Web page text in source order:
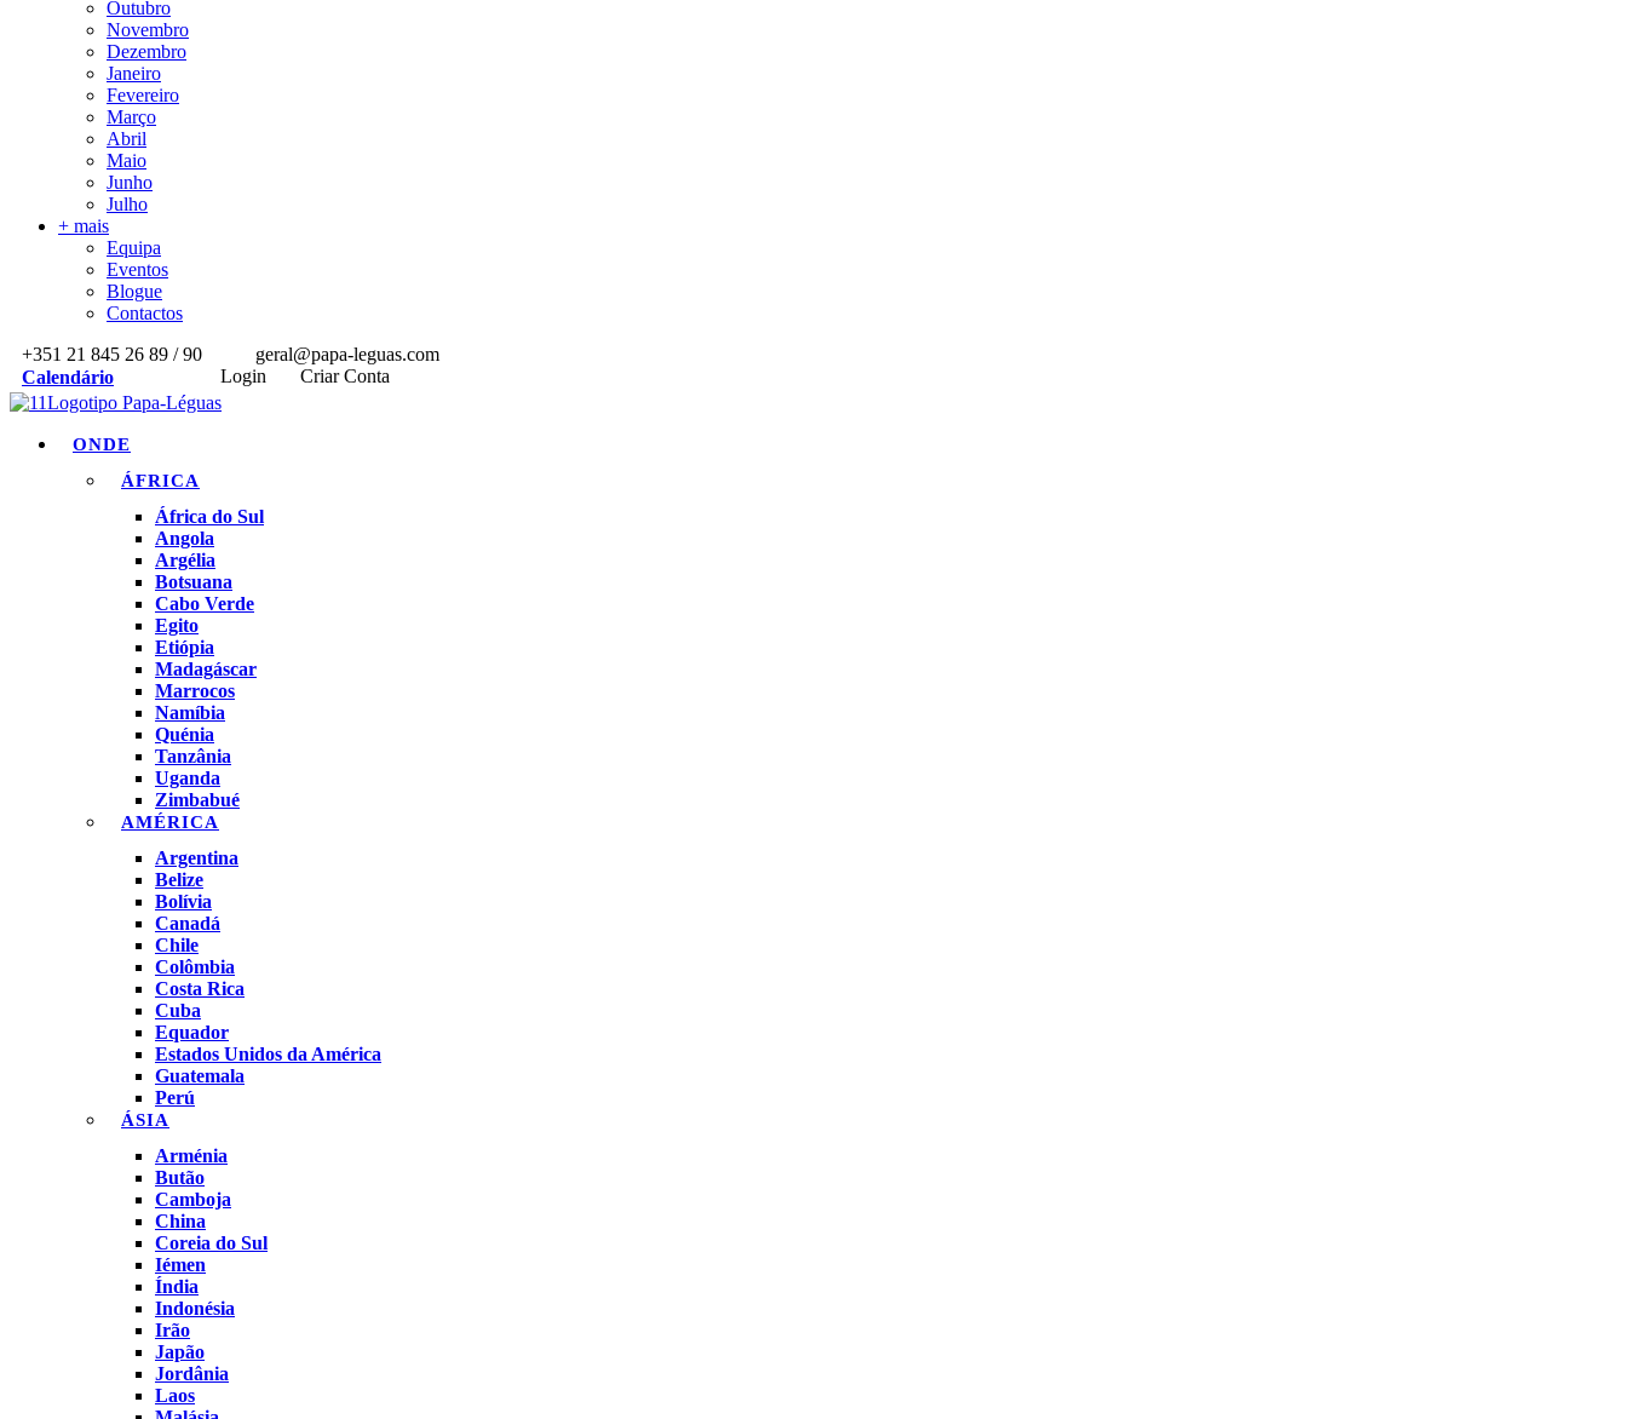
Outubro
Novembro
Dezembro
Janeiro
Fevereiro
Março
Abril
Maio
Junho
Julho
+ mais
Equipa
Eventos
Blogue
Contactos
+351 21 845 26 89 / 90
geral@papa-leguas.com
Calendário
Login Criar Conta
ONDE
ÁFRICA
África do Sul
Angola
Argélia
Botsuana
Cabo Verde
Egito
Etiópia
Madagáscar
Marrocos
Namíbia
Quénia
Tanzânia
Uganda
Zimbabué
AMÉRICA
Argentina
Belize
Bolívia
Canadá
Chile
Colômbia
Costa Rica
Cuba
Equador
Estados Unidos da América
Guatemala
Perú
ÁSIA
Arménia
Butão
Camboja
China
Coreia do Sul
Iémen
Índia
Indonésia
Irão
Japão
Jordânia
Laos